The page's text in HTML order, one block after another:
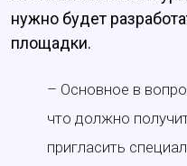
нужно будет
площадки.
– Основное в
что должно
пригласить